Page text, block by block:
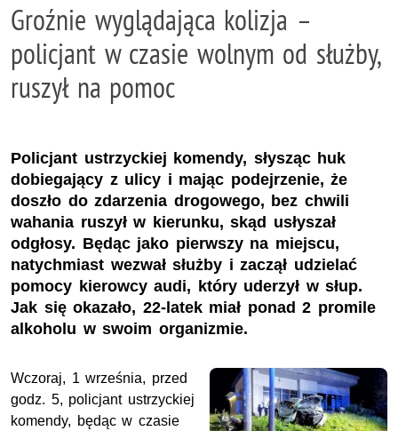
Groźnie wyglądająca kolizja –
policjant w czasie wolnym od służby,
ruszył na pomoc
Policjant ustrzyckiej komendy, słysząc huk
dobiegający z ulicy i mając podejrzenie, że
doszło do zdarzenia drogowego, bez chwili
wahania ruszył w kierunku, skąd usłyszał
odgłosy. Będąc jako pierwszy na miejscu,
natychmiast wezwał służby i zaczął udzielać
pomocy kierowcy audi, który uderzył w słup.
Jak się okazało, 22-latek miał ponad 2 promile
alkoholu w swoim organizmie.
Wczoraj, 1 września, przed
godz. 5, policjant ustrzyckiej
komendy, będąc w czasie